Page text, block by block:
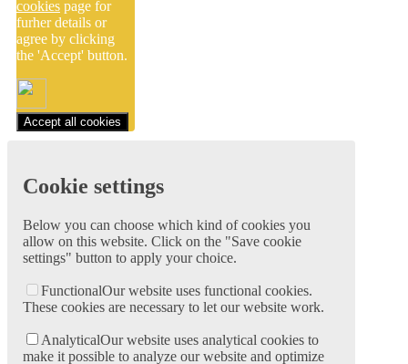
cookies page for
furher details or
agree by clicking
the 'Accept' button.
Accept all cookies
Cookie settings
Below you can choose which kind of cookies you
allow on this website. Click on the "Save cookie
settings" button to apply your choice.
FunctionalOur website uses functional cookies.
These cookies are necessary to let our website work.
AnalyticalOur website uses analytical cookies to
make it possible to analyze our website and optimize